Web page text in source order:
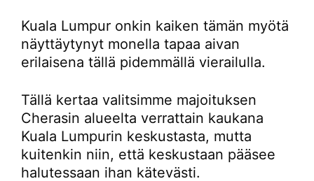
Kuala Lumpur onkin kaiken tämän myötä
näyttäytynyt monella tapaa aivan
erilaisena tällä pidemmällä vierailulla.
Tällä kertaa valitsimme majoituksen
Cherasin alueelta verrattain kaukana
Kuala Lumpurin keskustasta, mutta
kuitenkin niin, että keskustaan pääsee
halutessaan ihan kätevästi.